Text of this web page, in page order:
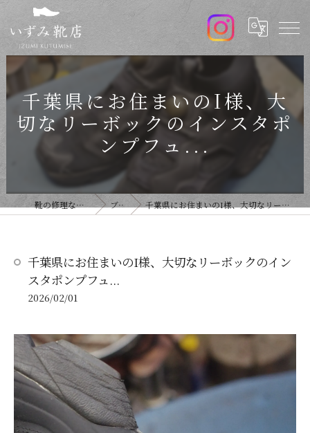
千葉県にお住まいのI様、大
切なリーボックのインスタポ
ンプフュ...
靴の修理ならいずみ靴店 ブログ 千葉県にお住まいのI様、大切なリーボックのインスタポンプフュ...
千葉県にお住まいのI様、大切なリーボックのイン
スタポンプフュ...
2026/02/01